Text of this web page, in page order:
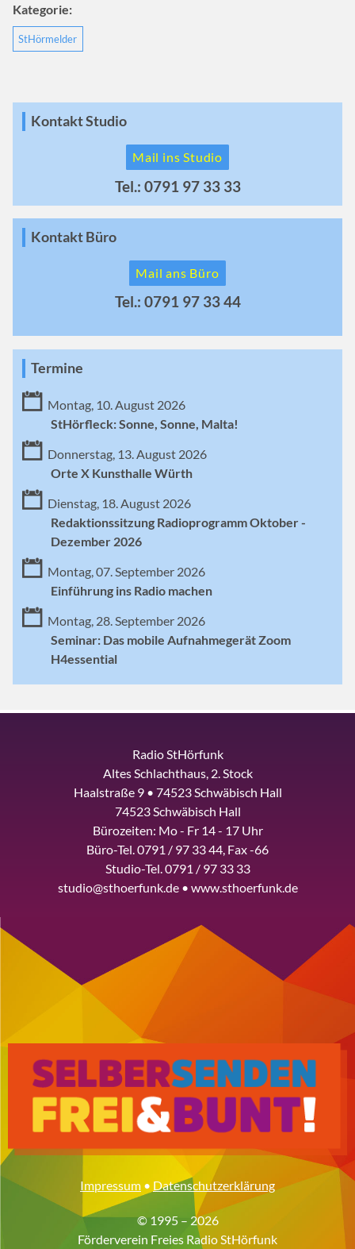
Kategorie:
StHörmelder
Kontakt Studio
Mail ins Studio
Tel.: 0791 97 33 33
Kontakt Büro
Mail ans Büro
Tel.: 0791 97 33 44
Termine
Montag, 10. August 2026
StHörfleck: Sonne, Sonne, Malta!
Donnerstag, 13. August 2026
Orte X Kunsthalle Würth
Dienstag, 18. August 2026
Redaktionssitzung Radioprogramm Oktober -
Dezember 2026
Montag, 07. September 2026
Einführung ins Radio machen
Montag, 28. September 2026
Seminar: Das mobile Aufnahmegerät Zoom
H4essential
Radio StHörfunk
Altes Schlachthaus, 2. Stock
Haalstraße 9 • 74523 Schwäbisch Hall
74523 Schwäbisch Hall
Bürozeiten: Mo - Fr 14 - 17 Uhr
Büro-Tel. 0791 / 97 33 44, Fax -66
Studio-Tel. 0791 / 97 33 33
studio@sthoerfunk.de • www.sthoerfunk.de
Impressum • Datenschutzerklärung
© 1995 – 2026
Förderverein Freies Radio StHörfunk